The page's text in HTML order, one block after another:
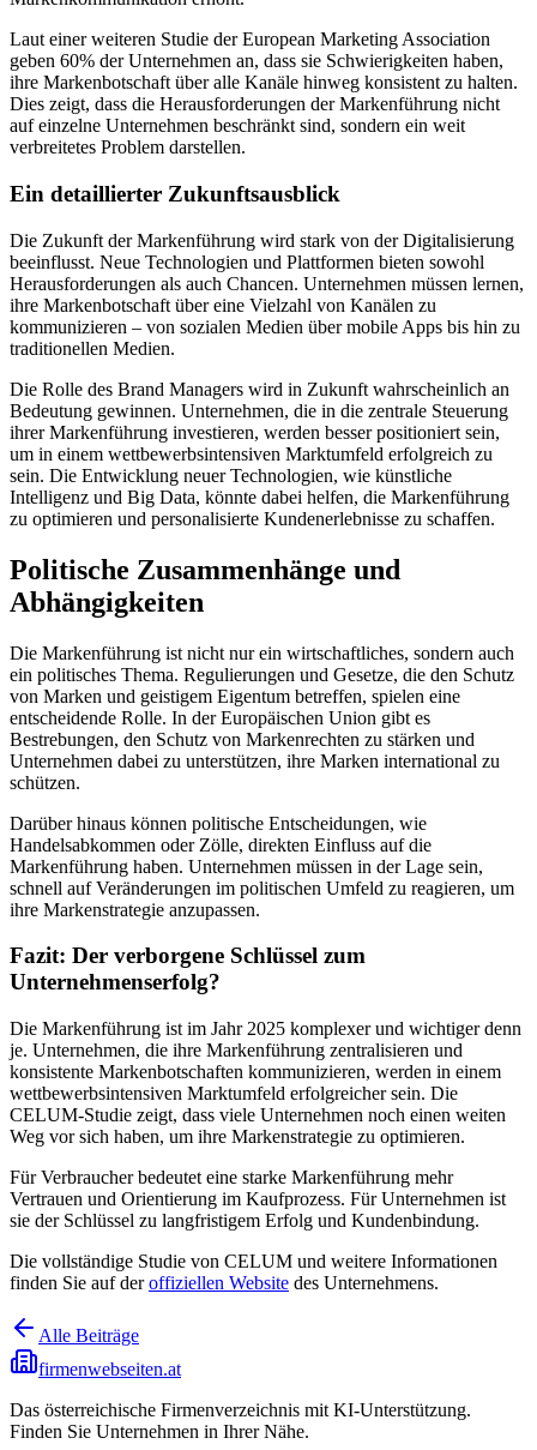
Laut einer weiteren Studie der European Marketing Association
geben 60% der Unternehmen an, dass sie Schwierigkeiten haben,
ihre Markenbotschaft über alle Kanäle hinweg konsistent zu halten.
Dies zeigt, dass die Herausforderungen der Markenführung nicht
auf einzelne Unternehmen beschränkt sind, sondern ein weit
verbreitetes Problem darstellen.
Ein detaillierter Zukunftsausblick
Die Zukunft der Markenführung wird stark von der Digitalisierung
beeinflusst. Neue Technologien und Plattformen bieten sowohl
Herausforderungen als auch Chancen. Unternehmen müssen lernen,
ihre Markenbotschaft über eine Vielzahl von Kanälen zu
kommunizieren – von sozialen Medien über mobile Apps bis hin zu
traditionellen Medien.
Die Rolle des Brand Managers wird in Zukunft wahrscheinlich an
Bedeutung gewinnen. Unternehmen, die in die zentrale Steuerung
ihrer Markenführung investieren, werden besser positioniert sein,
um in einem wettbewerbsintensiven Marktumfeld erfolgreich zu
sein. Die Entwicklung neuer Technologien, wie künstliche
Intelligenz und Big Data, könnte dabei helfen, die Markenführung
zu optimieren und personalisierte Kundenerlebnisse zu schaffen.
Politische Zusammenhänge und
Abhängigkeiten
Die Markenführung ist nicht nur ein wirtschaftliches, sondern auch
ein politisches Thema. Regulierungen und Gesetze, die den Schutz
von Marken und geistigem Eigentum betreffen, spielen eine
entscheidende Rolle. In der Europäischen Union gibt es
Bestrebungen, den Schutz von Markenrechten zu stärken und
Unternehmen dabei zu unterstützen, ihre Marken international zu
schützen.
Darüber hinaus können politische Entscheidungen, wie
Handelsabkommen oder Zölle, direkten Einfluss auf die
Markenführung haben. Unternehmen müssen in der Lage sein,
schnell auf Veränderungen im politischen Umfeld zu reagieren, um
ihre Markenstrategie anzupassen.
Fazit: Der verborgene Schlüssel zum
Unternehmenserfolg?
Die Markenführung ist im Jahr 2025 komplexer und wichtiger denn
je. Unternehmen, die ihre Markenführung zentralisieren und
konsistente Markenbotschaften kommunizieren, werden in einem
wettbewerbsintensiven Marktumfeld erfolgreicher sein. Die
CELUM-Studie zeigt, dass viele Unternehmen noch einen weiten
Weg vor sich haben, um ihre Markenstrategie zu optimieren.
Für Verbraucher bedeutet eine starke Markenführung mehr
Vertrauen und Orientierung im Kaufprozess. Für Unternehmen ist
sie der Schlüssel zu langfristigem Erfolg und Kundenbindung.
Die vollständige Studie von CELUM und weitere Informationen
finden Sie auf deroffiziellen Website des Unternehmens.
Alle Beiträge
firmenwebseiten.at
Das österreichische Firmenverzeichnis mit KI-Unterstützung.
Finden Sie Unternehmen in Ihrer Nähe.